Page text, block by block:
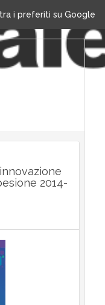
i preferiti su Google
2014-